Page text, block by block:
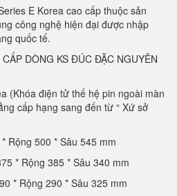
E Korea cao cấp thuộc sản
công nghệ hiện đại được nhập
quốc tế.
DÒNG KS ĐÚC ĐẶC NGUYÊN
(Khóa điện tử thế hệ pin ngoài màn
cấp hạng sang đến từ “ Xứ sở
Rộng 500 * Sâu 545 mm
* Rộng 385 * Sâu 340 mm
* Rộng 290 * Sâu 325 mm